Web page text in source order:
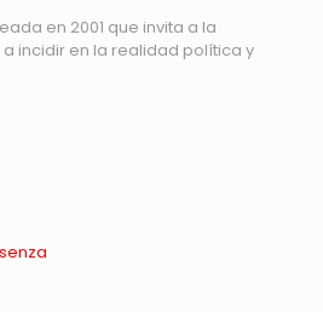
en 2001 que invita a la
incidir en la realidad política y